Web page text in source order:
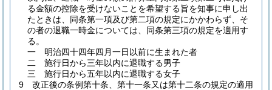
る金額の控除を受けないことを希望する旨を知事に申し出
たときは、同条第一項及び第二項の規定にかかわらず、そ
の者の退職一時金については、同条第三項の規定を適用す
る。
一
明治四十四年四月一日以前に生まれた者
二
施行日から三年以内に退職する男子
三
施行日から五年以内に退職する女子
9
改正後の条例第十条、第十一条又は第十二条の規定の適用